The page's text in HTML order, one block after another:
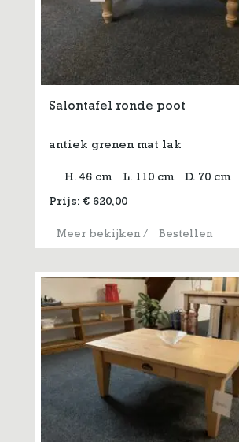
Salontafel ronde poot
antiek grenen mat lak
H. 46 cm L. 110 cm D. 70 cm
Prijs: € 620,00
Meer bekijken/ Bestellen